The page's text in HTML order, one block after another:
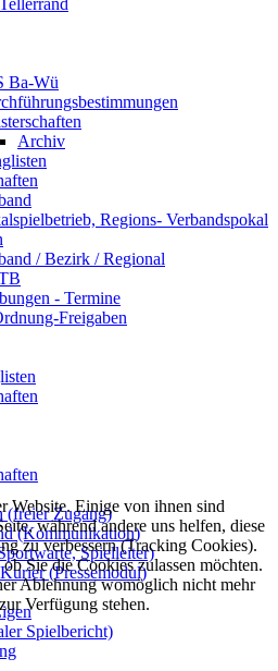
Ba-Wü
Archiv
Regions- Verbandspokal
/ Bezirk / Regional
- Termine
Freigaben
(freier Zugang)
(Kommunikation)
Spielleiter)
(Pressemodul)
Spielbericht)
Website. Einige von ihnen sind
während andere uns helfen, diese
zu verbessern (Tracking Cookies).
Sie die Cookies zulassen möchten.
Ablehnung womöglich nicht mehr
Verfügung stehen.